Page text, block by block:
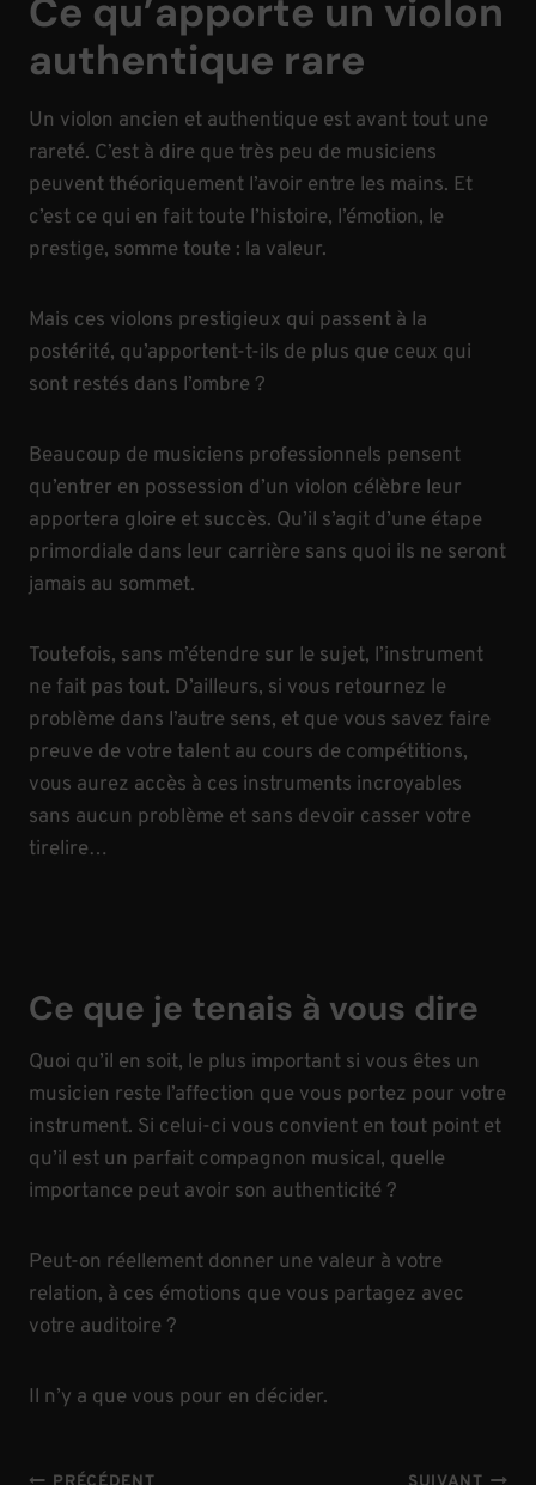
Ce qu’apporte un violon
authentique rare
Un violon ancien et authentique est avant tout une
rareté. C’est à dire que très peu de musiciens
peuvent théoriquement l’avoir entre les mains. Et
c’est ce qui en fait toute l’histoire, l’émotion, le
prestige, somme toute : la valeur.
Mais ces violons prestigieux qui passent à la
postérité, qu’apportent-t-ils de plus que ceux qui
sont restés dans l’ombre ?
Beaucoup de musiciens professionnels pensent
qu’entrer en possession d’un violon célèbre leur
apportera gloire et succès. Qu’il s’agit d’une étape
primordiale dans leur carrière sans quoi ils ne seront
jamais au sommet.
Toutefois, sans m’étendre sur le sujet, l’instrument
ne fait pas tout. D’ailleurs, si vous retournez le
problème dans l’autre sens, et que vous savez faire
preuve de votre talent au cours de compétitions,
vous aurez accès à ces instruments incroyables
sans aucun problème et sans devoir casser votre
tirelire…
Ce que je tenais à vous dire
Quoi qu’il en soit, le plus important si vous êtes un
musicien reste l’affection que vous portez pour votre
instrument. Si celui-ci vous convient en tout point et
qu’il est un parfait compagnon musical, quelle
importance peut avoir son authenticité ?
Peut-on réellement donner une valeur à votre
relation, à ces émotions que vous partagez avec
votre auditoire ?
Il n’y a que vous pour en décider.